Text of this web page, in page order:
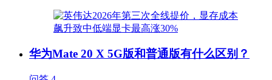
华为Mate 20 X 5G版和普通版有什么区别？